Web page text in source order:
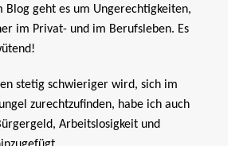
Blog geht es um Ungerechtigkeiten,
im Privat- und im Berufsleben. Es
stetig schwieriger wird, sich im
zurechtzufinden, habe ich auch
Arbeitslosigkeit und